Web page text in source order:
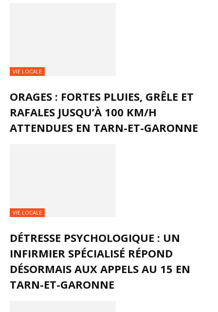
VIE LOCALE
ORAGES : FORTES PLUIES, GRÊLE ET
RAFALES JUSQU’À 100 KM/H
ATTENDUES EN TARN-ET-GARONNE
VIE LOCALE
DÉTRESSE PSYCHOLOGIQUE : UN
INFIRMIER SPÉCIALISÉ RÉPOND
DÉSORMAIS AUX APPELS AU 15 EN
TARN-ET-GARONNE